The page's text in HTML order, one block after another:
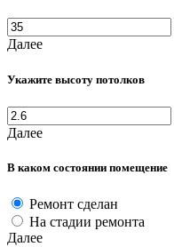
Далее
Укажите высоту потолков
Далее
В каком состоянии помещение
Ремонт сделан
На стадии ремонта
Далее